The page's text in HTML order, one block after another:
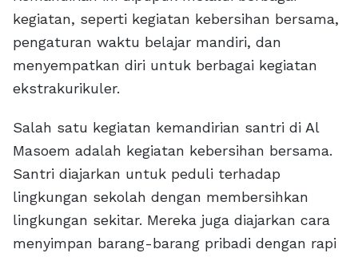
kegiatan, seperti kegiatan kebersihan bersama,
pengaturan waktu belajar mandiri, dan
menyempatkan diri untuk berbagai kegiatan
ekstrakurikuler.
Salah satu kegiatan kemandirian santri di Al
Masoem adalah kegiatan kebersihan bersama.
Santri diajarkan untuk peduli terhadap
lingkungan sekolah dengan membersihkan
lingkungan sekitar. Mereka juga diajarkan cara
menyimpan barang-barang pribadi dengan rapi